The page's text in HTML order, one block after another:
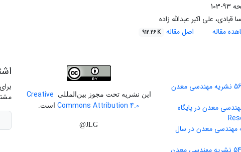
93-103
قبادی، علی اکبر عبدالله زاده
مقاله
اصل مقاله 912.26 K
معدن در پایگاه
مهندسی معدن در سال
این نشریه تحت مجوز بین‌المللی
Creative
Commons Attribution 4.0
است.
JLG@